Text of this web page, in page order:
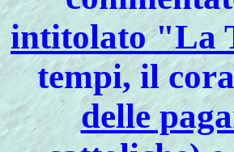
intitolato "La
tempi, il
delle